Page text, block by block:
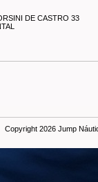
DE CASTRO 33
Copyright 2026 Jump